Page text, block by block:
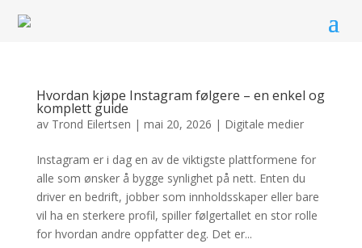
Hvordan kjøpe Instagram følgere – en enkel og
komplett guide
av Trond Eilertsen | mai 20, 2026 | Digitale medier
Instagram er i dag en av de viktigste plattformene for
alle som ønsker å bygge synlighet på nett. Enten du
driver en bedrift, jobber som innholdsskaper eller bare
vil ha en sterkere profil, spiller følgertallet en stor rolle
for hvordan andre oppfatter deg. Det er...